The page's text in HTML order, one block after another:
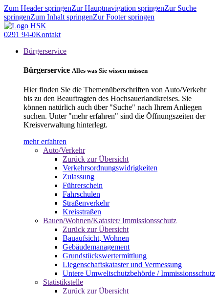
Zum Header springenZur Hauptnavigation springenZur Suche
springenZum Inhalt springenZur Footer springen
0291 94-0Kontakt
Bürgerservice
Bürgerservice Alles was Sie wissen müssen
Hier finden Sie die Themenüberschriften von Auto/Verkehr
bis zu den Beauftragten des Hochsauerlandkreises. Sie
können natürlich auch über "Suche" nach Ihrem Anliegen
suchen. Unter "mehr erfahren" sind die Öffnungszeiten der
Kreisverwaltung hinterlegt.
mehr erfahren
Auto/Verkehr
Zurück zur Übersicht
Verkehrsordnungswidrigkeiten
Zulassung
Führerschein
Fahrschulen
Straßenverkehr
Kreisstraßen
Bauen/Wohnen/Kataster/ Immissionsschutz
Zurück zur Übersicht
Bauaufsicht, Wohnen
Gebäudemanagement
Grundstückswertermittlung
Liegenschaftskataster und Vermessung
Untere Umweltschutzbehörde / Immissionsschutz
Statistikstelle
Zurück zur Übersicht